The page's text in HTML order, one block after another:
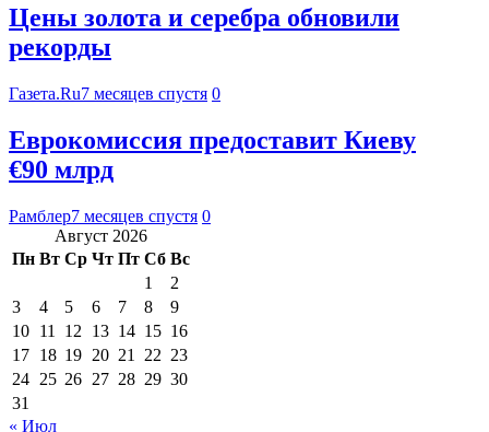
Цены золота и серебра обновили
рекорды
Газета.Ru7 месяцев спустя 0
Еврокомиссия предоставит Киеву
€90 млрд
Рамблер7 месяцев спустя 0
Август 2026
Пн Вт Ср Чт Пт Сб Вс
1
2
3
4 5 6 7 8
9
10 11 12 13 14 15 16
17 18 19 20 21 22 23
24 25 26 27 28 29 30
31
« Июл